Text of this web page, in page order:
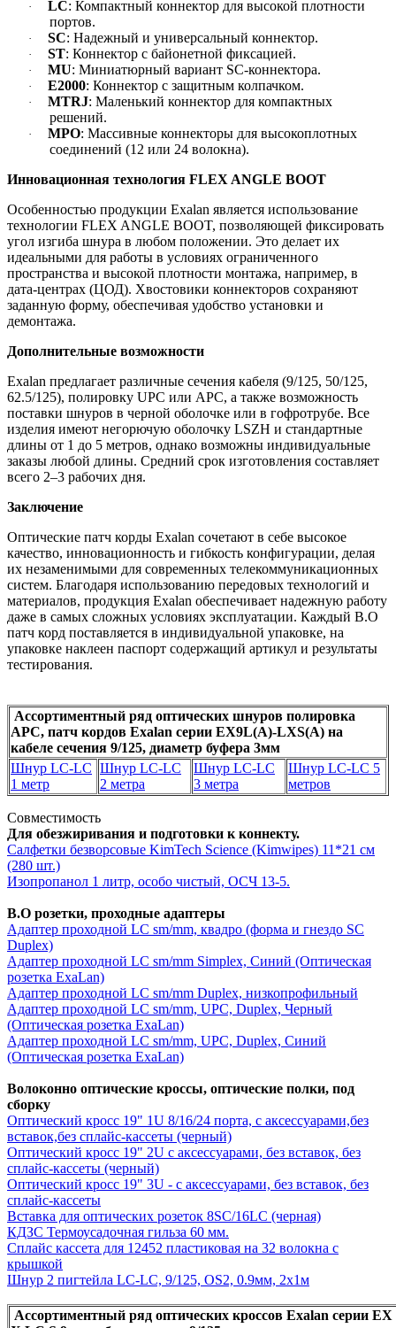
· LC: Компактный коннектор для высокой плотности
портов.
· SC: Надежный и универсальный коннектор.
· ST: Коннектор с байонетной фиксацией.
· MU: Миниатюрный вариант SC-коннектора.
· E2000: Коннектор с защитным колпачком.
· MTRJ: Маленький коннектор для компактных
решений.
· MPO: Массивные коннекторы для высокоплотных
соединений (12 или 24 волокна).
Инновационная технология FLEX ANGLE BOOT
Особенностью продукции Exalan является использование
технологии FLEX ANGLE BOOT, позволяющей фиксировать
угол изгиба шнура в любом положении. Это делает их
идеальными для работы в условиях ограниченного
пространства и высокой плотности монтажа, например, в
дата-центрах (ЦОД). Хвостовики коннекторов сохраняют
заданную форму, обеспечивая удобство установки и
демонтажа.
Дополнительные возможности
Exalan предлагает различные сечения кабеля (9/125, 50/125,
62.5/125), полировку UPC или APC, а также возможность
поставки шнуров в черной оболочке или в гофротрубе. Все
изделия имеют негорючую оболочку LSZH и стандартные
длины от 1 до 5 метров, однако возможны индивидуальные
заказы любой длины. Средний срок изготовления составляет
всего 2–3 рабочих дня.
Заключение
Оптические патч корды Exalan сочетают в себе высокое
качество, инновационность и гибкость конфигурации, делая
их незаменимыми для современных телекоммуникационных
систем. Благодаря использованию передовых технологий и
материалов, продукция Exalan обеспечивает надежную работу
даже в самых сложных условиях эксплуатации. Каждый В.О
патч корд поставляется в индивидуальной упаковке, на
упаковке наклеен паспорт содержащий артикул и результаты
тестирования.
Ассортиментный ряд оптических шнуров полировка
APC, патч кордов Exalan серии EX9L(A)-LXS(A) на
кабеле сечения 9/125, диаметр буфера 3мм
Шнур LC-LC
1 метр
Шнур LC-LC
2 метра
Шнур LC-LC
3 метра
Шнур LC-LC 5
метров
Совместимость
Для обезжиривания и подготовки к коннекту.
Салфетки безворсовые KimTech Science (Kimwipes) 11*21 см
(280 шт.)
Изопропанол 1 литр, особо чистый, ОСЧ 13-5.
В.О розетки, проходные адаптеры
Адаптер проходной LС sm/mm, квадро (форма и гнездо SC
Duplex)
Адаптер проходной LC sm/mm Simplex, Синий (Оптическая
розетка ExaLan)
Адаптер проходной LC sm/mm Duplex, низкопрофильный
Адаптер проходной LC sm/mm, UPC, Duplex, Черный
(Оптическая розетка ExaLan)
Адаптер проходной LC sm/mm, UPC, Duplex, Синий
(Оптическая розетка ExaLan)
Волоконно оптические кроссы, оптические полки, под
сборку
Оптический кросс 19" 1U 8/16/24 порта, с аксессуарами,без
вставок,без сплайс-кассеты (черный)
Оптический кросс 19" 2U с аксессуарами, без вставок, без
сплайс-кассеты (черный)
Оптический кросс 19" 3U - с аксессуарами, без вставок, без
сплайс-кассеты
Вставка для оптических розеток 8SC/16LC (черная)
КДЗС Термоусадочная гильза 60 мм.
Сплайс кассета для 12452 пластиковая на 32 волокна с
крышкой
Шнур 2 пигтейла LC-LC, 9/125, OS2, 0.9мм, 2x1м
Ассортиментный ряд оптических кроссов Exalan серии